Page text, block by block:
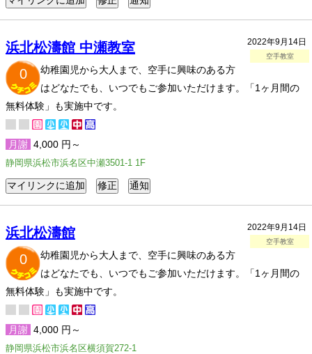
2022年9月14日
空手教室
浜北松濤館 中瀬教室
0
幼稚園児から大人まで、空手に興味のある方
はどなたでも、いつでもご参加いただけます。「1ヶ月間の
無料体験」も実施中です。
月謝 4,000 円～
静岡県浜松市浜名区中瀬3501-1 1F
2022年9月14日
空手教室
浜北松濤館
0
幼稚園児から大人まで、空手に興味のある方
はどなたでも、いつでもご参加いただけます。「1ヶ月間の
無料体験」も実施中です。
月謝 4,000 円～
静岡県浜松市浜名区横須賀272-1